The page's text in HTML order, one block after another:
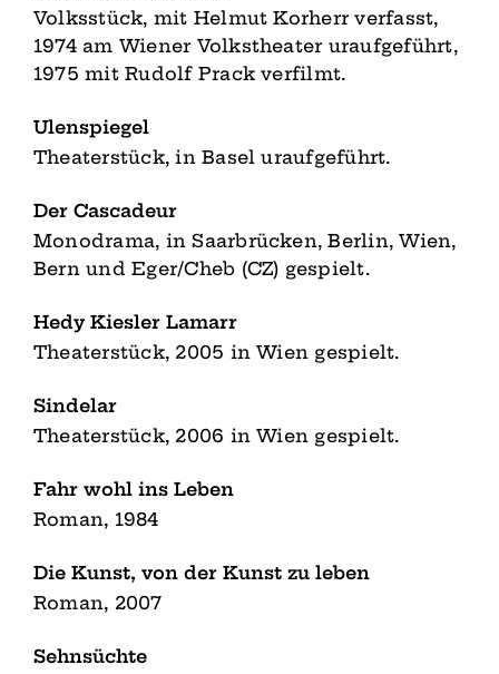
Volksstück, mit Helmut Korherr verfasst,
1974 am Wiener Volkstheater uraufgeführt,
1975 mit Rudolf Prack verfilmt.
Ulenspiegel
Theaterstück, in Basel uraufgeführt.
Der Cascadeur
Monodrama, in Saarbrücken, Berlin, Wien,
Bern und Eger/Cheb (CZ) gespielt.
Hedy Kiesler Lamarr
Theaterstück, 2005 in Wien gespielt.
Sindelar
Theaterstück, 2006 in Wien gespielt.
Fahr wohl ins Leben
Roman, 1984
Die Kunst, von der Kunst zu leben
Roman, 2007
Sehnsüchte